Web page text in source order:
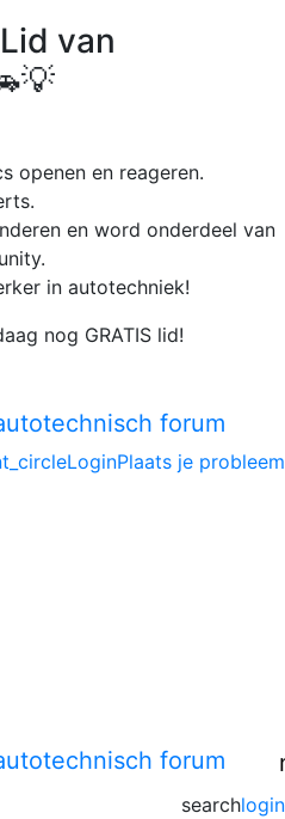
van
openen en reageren.
en word onderdeel van
in autotechniek!
nog GRATIS lid!
Plaats je probleem
Login
login
search